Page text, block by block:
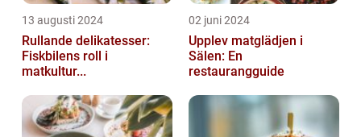
13 augusti 2024
Rullande delikatesser:
Fiskbilens roll i
matkultur...
02 juni 2024
Upplev matglädjen i
Sälen: En
restaurangguide